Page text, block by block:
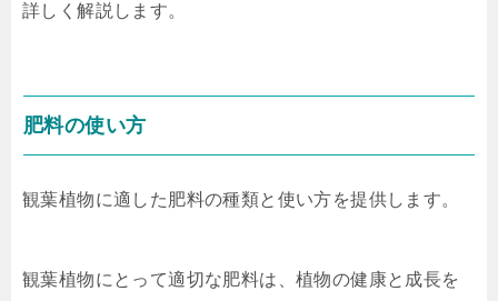
詳しく解説します。
肥料の使い方
観葉植物に適した肥料の種類と使い方を提供します。
観葉植物にとって適切な肥料は、植物の健康と成長を